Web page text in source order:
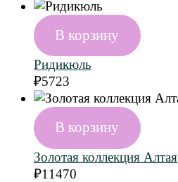
В корзину
Ридикюль
₽5723
В корзину
Золотая коллекция Алтая
₽11470